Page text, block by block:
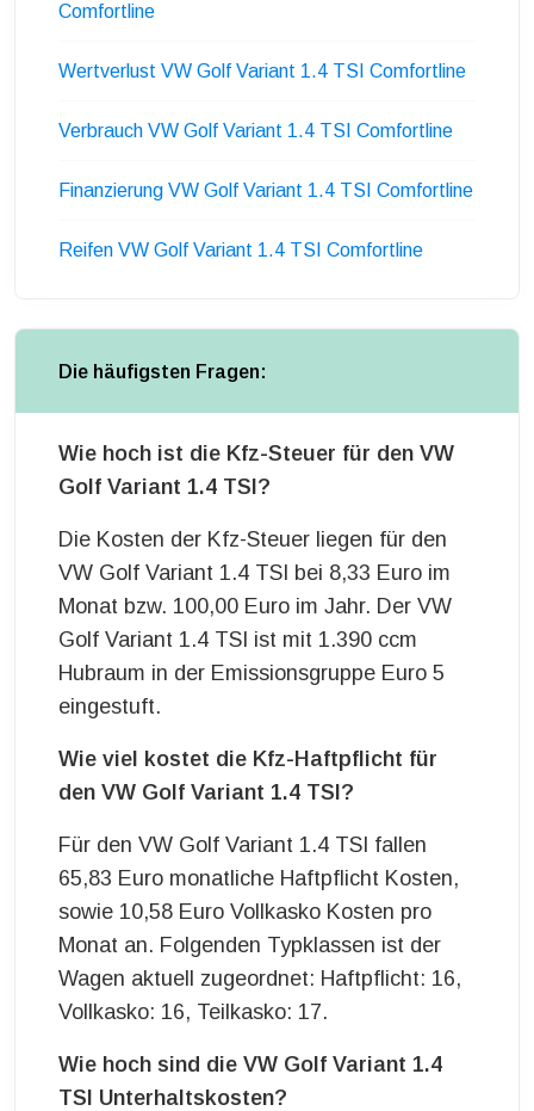
Comfortline
Wertverlust VW Golf Variant 1.4 TSI Comfortline
Verbrauch VW Golf Variant 1.4 TSI Comfortline
Finanzierung VW Golf Variant 1.4 TSI Comfortline
Reifen VW Golf Variant 1.4 TSI Comfortline
Die häufigsten Fragen:
Wie hoch ist die Kfz-Steuer für den VW
Golf Variant 1.4 TSI?
Die Kosten der Kfz-Steuer liegen für den
VW Golf Variant 1.4 TSI bei 8,33 Euro im
Monat bzw. 100,00 Euro im Jahr. Der VW
Golf Variant 1.4 TSI ist mit 1.390 ccm
Hubraum in der Emissionsgruppe Euro 5
eingestuft.
Wie viel kostet die Kfz-Haftpflicht für
den VW Golf Variant 1.4 TSI?
Für den VW Golf Variant 1.4 TSI fallen
65,83 Euro monatliche Haftpflicht Kosten,
sowie 10,58 Euro Vollkasko Kosten pro
Monat an. Folgenden Typklassen ist der
Wagen aktuell zugeordnet: Haftpflicht: 16,
Vollkasko: 16, Teilkasko: 17.
Wie hoch sind die VW Golf Variant 1.4
TSI Unterhaltskosten?